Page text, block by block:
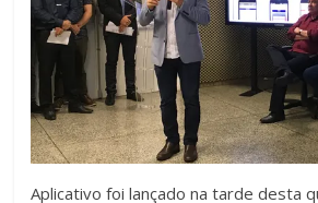
Aplicativo foi lançado na tarde desta